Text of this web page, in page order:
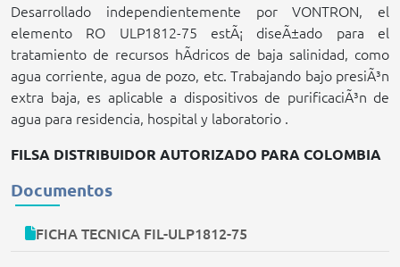
Login
Desarrollado independientemente por VONTRON, el
elemento RO ULP1812-75 estÃ¡ diseÃ±ado para el
tratamiento de recursos hÃ­dricos de baja salinidad, como
agua corriente, agua de pozo, etc. Trabajando bajo presiÃ³n
extra baja, es aplicable a dispositivos de purificaciÃ³n de
agua para residencia, hospital y laboratorio .
FILSA DISTRIBUIDOR AUTORIZADO PARA COLOMBIA
Documentos
FICHA TECNICA FIL-ULP1812-75